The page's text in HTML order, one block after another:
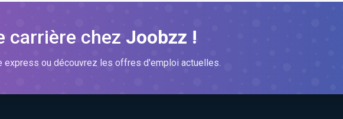
carrière chez Joobzz !
express ou découvrez les offres d'emploi actuelles.